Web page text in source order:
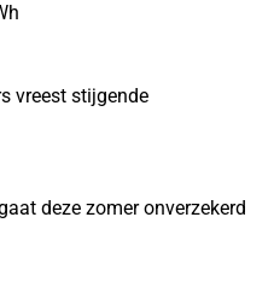
vreest stijgende
deze zomer onverzekerd